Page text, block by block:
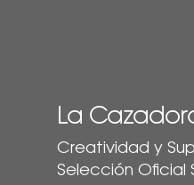
La
Creatividad y
Selección Oficial